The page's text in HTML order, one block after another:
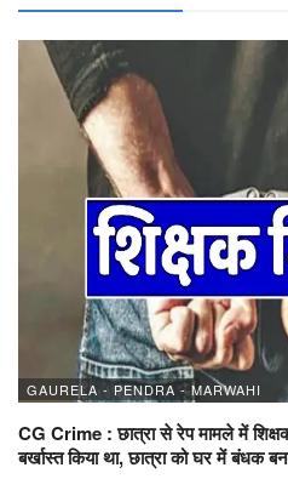
GAURELA - PENDRA - MARWAHI
CG Crime : छात्रा से रेप मामले में शिक्षक
बर्खास्त किया था, छात्रा को घर में बंधक